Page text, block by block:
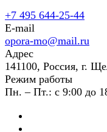
+7 495 644-25-44
E-mail
opora-mo@mail.ru
Адрес
141100, Россия, г.
Режим работы
Пн. – Пт.: с 9:00 до